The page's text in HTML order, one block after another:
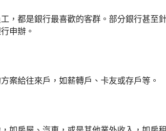
，都是銀行最喜歡的客群。部分銀行甚至
申辦。
案給往來戶，如薪轉戶、卡友或存戶等。